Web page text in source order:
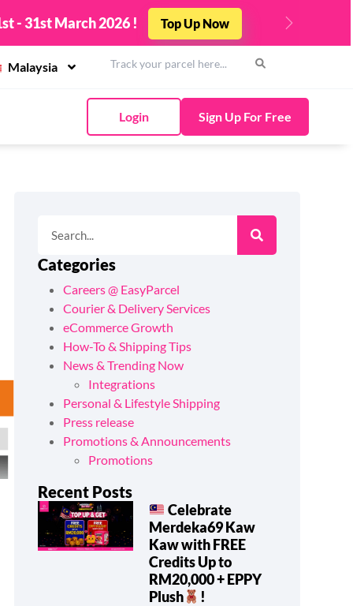
- 31st March 2026 ! Top Up Now Next
Malaysia
Login Sign Up For Free
Categories
Careers @ EasyParcel
Courier & Delivery Services
eCommerce Growth
How-To & Shipping Tips
News & Trending Now
Integrations
Personal & Lifestyle Shipping
Press release
Promotions & Announcements
Promotions
Recent Posts
Celebrate
Merdeka69 Kaw
Kaw with FREE
Credits Up to
RM20,000 + EPPY
Plush
!